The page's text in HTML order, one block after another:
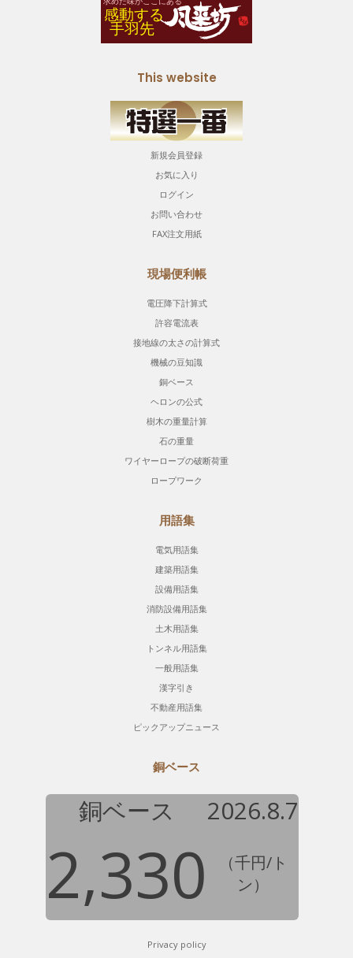
This website
新規会員登録
お気に入り
ログイン
お問い合わせ
FAX注文用紙
現場便利帳
電圧降下計算式
許容電流表
接地線の太さの計算式
機械の豆知識
銅ベース
ヘロンの公式
樹木の重量計算
石の重量
ワイヤーロープの破断荷重
ロープワーク
用語集
電気用語集
建築用語集
設備用語集
消防設備用語集
土木用語集
トンネル用語集
一般用語集
漢字引き
不動産用語集
ピックアップニュース
銅ベース
銅ベース 2026.8.7
2,330
（千円/ト
ン）
Privacy policy